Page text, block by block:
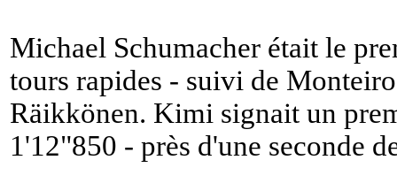
Michael Schumacher était le
tours rapides - suivi de
Räikkönen. Kimi signait un
1'12"850 - près d'une seconde